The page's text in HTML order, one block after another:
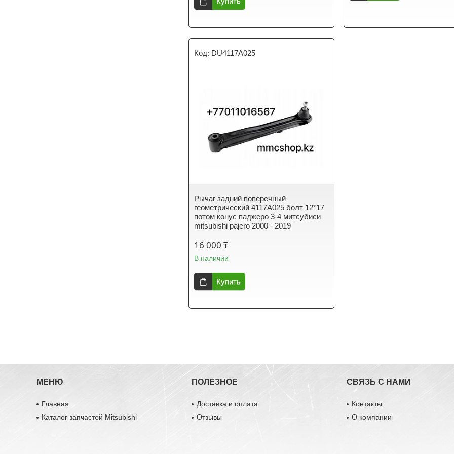
DU4117A025
Рычаг задний поперечный
геометрический 4117A025 болт 12*17
потом конус паджеро 3-4 митсубиси
mitsubishi pajero 2000 - 2019
16 000 ₸
В наличии
Купить
МЕНЮ
Главная
Каталог запчастей Mitsubishi
ПОЛЕЗНОЕ
Доставка и оплата
Отзывы
СВЯЗЬ С НАМИ
Контакты
О компании